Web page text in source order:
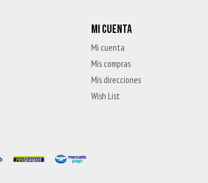
MI CUENTA
Mi cuenta
Mis compras
Mis direcciones
Wish List